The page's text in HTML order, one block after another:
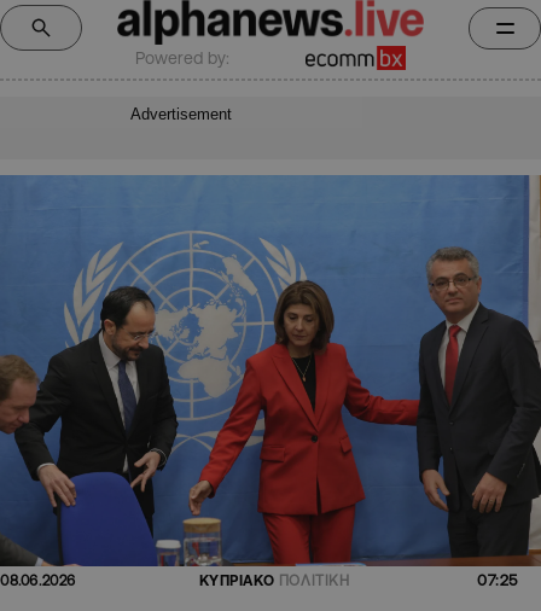
Powered by:
Advertisement
08.06.2026 ΚΥΠΡΙΑΚΟ ΠΟΛΙΤΙΚΗ 07:25